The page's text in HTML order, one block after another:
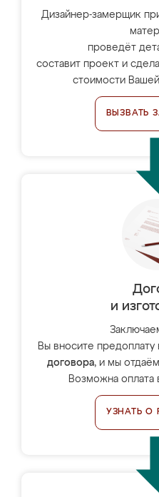
Дизайнер-замерщик
проведёт
составит проект и
стоимости
ВЫЗВАТЬ
и
Вы вносите предоплату
договора, и мы
Возможна оплата
УЗНАТЬ О